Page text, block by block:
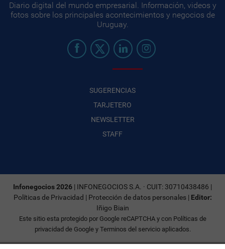
Diario digital del mundo empresarial. Información, videos y
fotos sobre los principales acontecimientos y negocios de
Uruguay.
SUGERENCIAS
TARJETERO
NEWSLETTER
STAFF
Infonegocios 2026 | INFONEGOCIOS S.A. · CUIT: 30710438486 |
Políticas de Privacidad | Protección de datos personales| Editor:
Iñigo Biain
Este sitio esta protegido por Google reCAPTCHA y con Políticas de
privacidad de Googley Terminos del servicioaplicados.